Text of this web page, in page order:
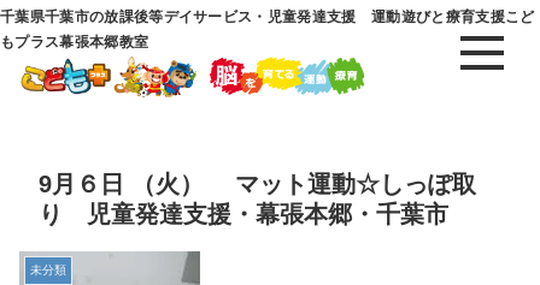
千葉県千葉市の放課後等デイサービス・児童発達支援 運動遊びと療育支援こど
もプラス幕張本郷教室
9月６日 （火） マット運動☆しっぽ取
り 児童発達支援・幕張本郷・千葉市
未分類